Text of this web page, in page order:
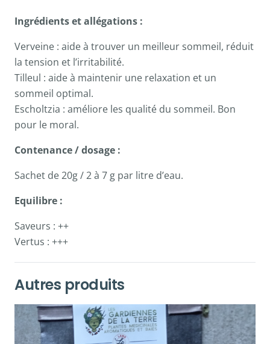
Ingrédients et allégations :
Verveine : aide à trouver un meilleur sommeil, réduit
la tension et l’irritabilité.
Tilleul : aide à maintenir une relaxation et un
sommeil optimal.
Escholtzia : améliore les qualité du sommeil. Bon
pour le moral.
Contenance / dosage :
Sachet de 20g / 2 à 7 g par litre d’eau.
Equilibre :
Saveurs : ++
Vertus : +++
Autres produits